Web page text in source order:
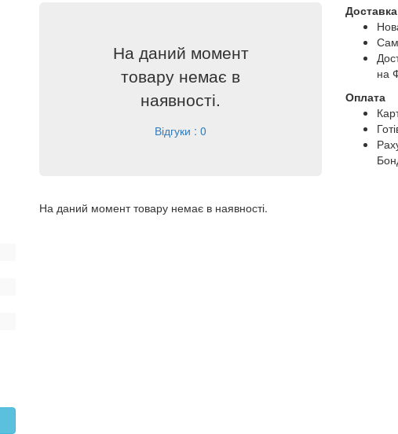
На даний момент
товару немає в
наявності.
Відгуки : 0
Доставка
на
Оплата
На даний момент товару немає в наявності.